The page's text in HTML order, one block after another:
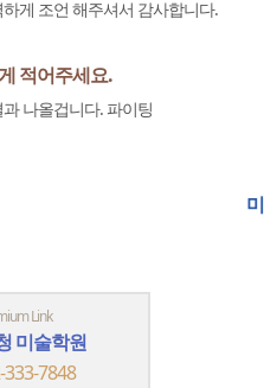
게 조언 해주셔서 감사합니다.
적어주세요.
나올겁니다. 파이팅
미대입시닷컴 합
Link
미술학원
333-7848